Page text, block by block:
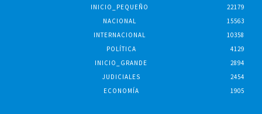
INICIO_PEQUEÑO
22179
NACIONAL
15563
INTERNACIONAL
10358
POLÍTICA
4129
INICIO_GRANDE
2894
JUDICIALES
2454
ECONOMÍA
1905